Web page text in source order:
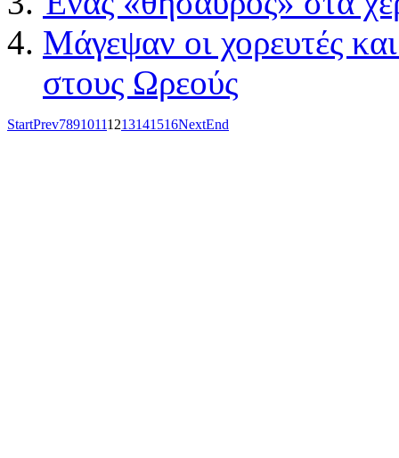
Μάγεψαν οι χορευτές
στους Ωρεούς
StartPrev78910111213141516NextEnd